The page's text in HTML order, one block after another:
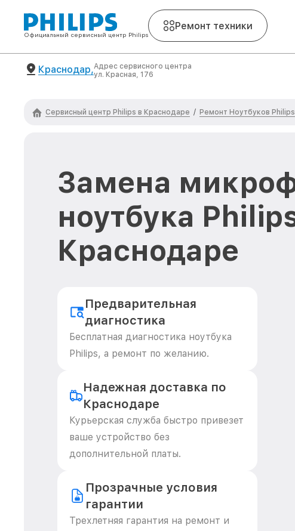
Официальный сервисный центр Philips
Ремонт техники
Краснодар,Адрес сервисного центра
ул. Красная, 176
Сервисный центр Philips в Краснодаре / Ремонт Ноутбуков Philips
Замена
ноутбука
Краснодаре
Предварительная
диагностика
Бесплатная диагностика ноутбука
Philips, а ремонт по желанию.
Надежная доставка по
Краснодаре
Курьерская служба быстро привезет
ваше устройство без
дополнительной платы.
Прозрачные условия
гарантии
Трехлетняя гарантия на ремонт и